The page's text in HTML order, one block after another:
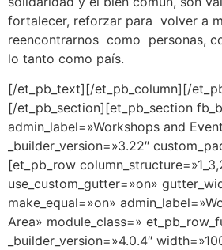
fortalecer, reforzar para volver a
reencontrarnos como personas,
lo tanto como país.
[/et_pb_text][/et_pb_column][/
[/et_pb_section][et_pb_section
admin_label=»Workshops and
_builder_version=»3.22″
[et_pb_row
use_custom_gutter=»on»
make_equal=»on»
Area» module_class=»
_builder_version=»4.0.4″